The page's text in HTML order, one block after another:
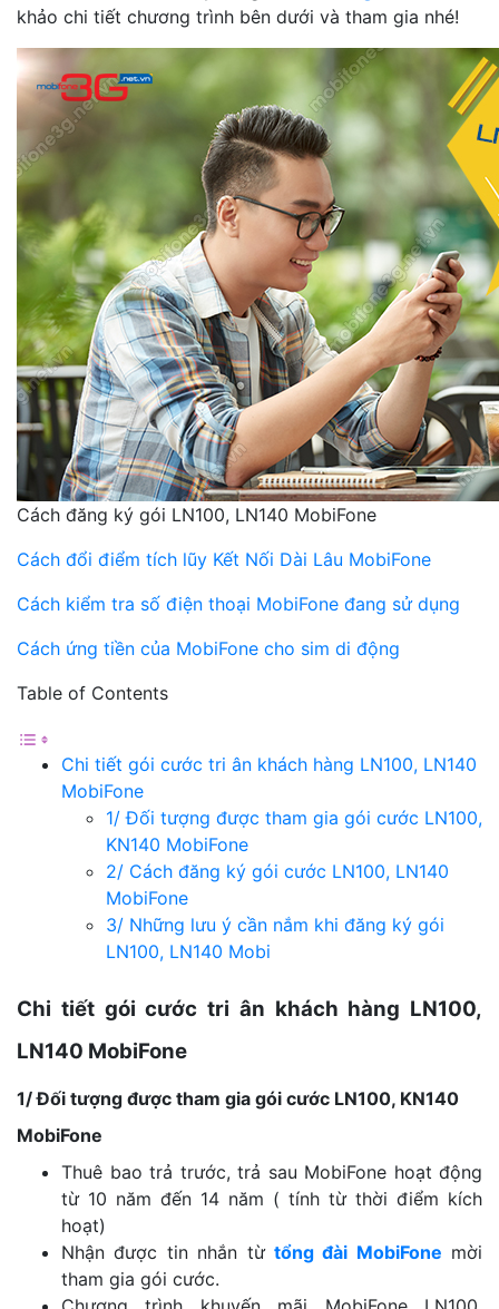
khảo chi tiết chương trình bên dưới và tham gia nhé!
Cách đăng ký gói LN100, LN140 MobiFone
Cách đổi điểm tích lũy Kết Nối Dài Lâu MobiFone
Cách kiểm tra số điện thoại MobiFone đang sử dụng
Cách ứng tiền của MobiFone cho sim di động
Table of Contents
Chi tiết gói cước tri ân khách hàng LN100, LN140
MobiFone
1/ Đối tượng được tham gia gói cước LN100,
KN140 MobiFone
2/ Cách đăng ký gói cước LN100, LN140
MobiFone
3/ Những lưu ý cần nắm khi đăng ký gói
LN100, LN140 Mobi
Chi tiết gói cước tri ân khách hàng LN100,
LN140 MobiFone
1/ Đối tượng được tham gia gói cước LN100, KN140
MobiFone
Thuê bao trả trước, trả sau MobiFone hoạt động
từ 10 năm đến 14 năm ( tính từ thời điểm kích
hoạt)
Nhận được tin nhắn từ tổng đài MobiFone mời
tham gia gói cước.